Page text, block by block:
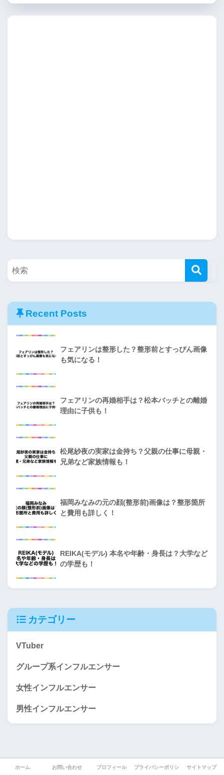
Recent Posts
フェアリンは整形した？整形前とすっぴん画像
も気になる！
フェアリンの再婚相手は？松本バッチとの離婚
理由に子供も！
松尾紗夜の実家は金持ち？父親の仕事に母親・
兄弟など家族情報も！
福岡みなみの元の顔(整形前)画像は？整形箇所
と費用も詳しく！
REIKA(モデル) 本名や年齢・身長は？大学など
の学歴も！
カテゴリー
VTuber
グループ系インフルエンサー
女性インフルエンサー
男性インフルエンサー
ホーム お問い合わせ プロフィール プライバシーポリシー サイトマップ